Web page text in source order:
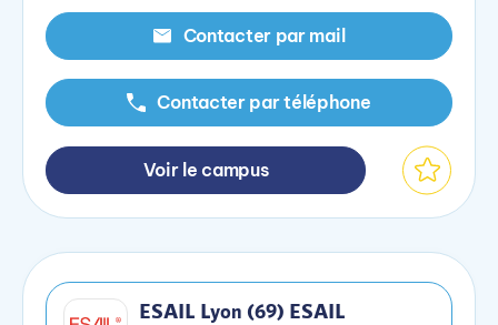
Contacter par mail
Contacter par téléphone
Voir le campus
ESAIL Lyon (69) ESAIL